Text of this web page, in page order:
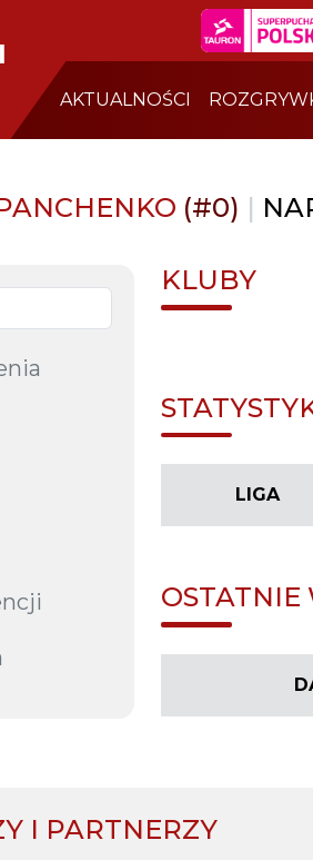
AKTUALNOŚCI
(#0) |
KLUBY
LIGA
OSTATNIE
I PARTNERZY